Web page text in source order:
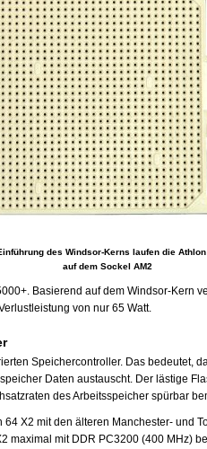
des Windsor-Kerns laufen die Athlon
auf dem Sockel AM2
Basierend auf dem Windsor-Kern
von nur 65 Watt.
Speichercontroller. Das bedeutet,
Daten austauscht. Der lästige
des Arbeitsspeicher spürbar
X2 mit den älteren Manchester- und
maximal mit DDR PC3200 (400 MHz)